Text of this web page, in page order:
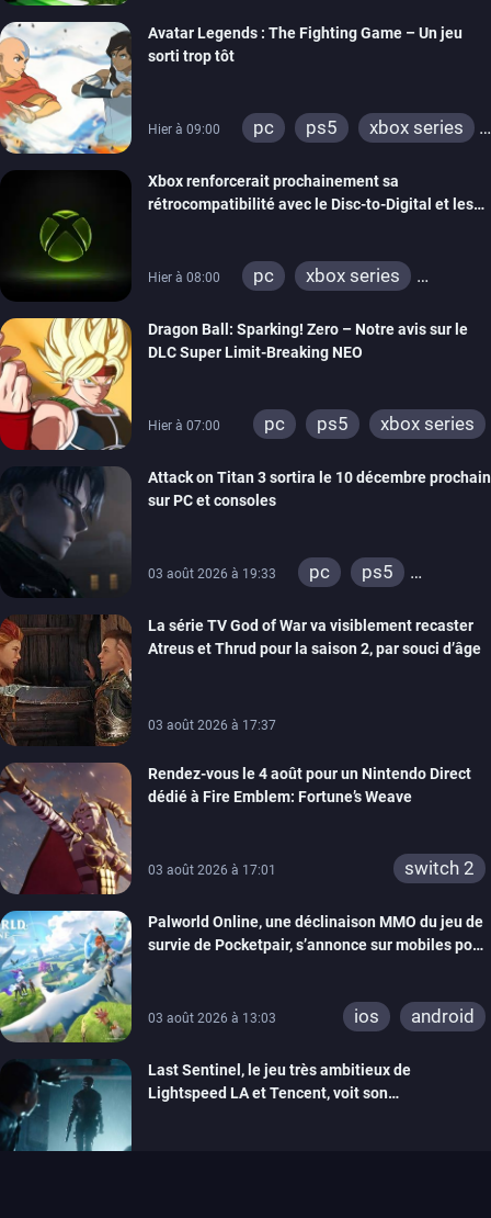
Avatar Legends : The Fighting Game – Un jeu
sorti trop tôt
Hier à 09:00 pc ps5
xbox series
Xbox renforcerait prochainement sa
rétrocompatibilité avec le Disc-to-Digital et les
Hier à 08:00 pc
xbox series
Dragon Ball: Sparking! Zero – Notre avis sur le
DLC Super Limit-Breaking NEO
Hier à 07:00 pc ps5 xbox series
Attack on Titan 3 sortira le 10 décembre prochain
sur PC et consoles
03 août 2026 à 19:33 pc
ps5
switch 2
La série TV God of War va visiblement recaster
Atreus et Thrud pour la saison 2, par souci d’âge
03 août 2026 à 17:37
Rendez-vous le 4 août pour un Nintendo Direct
dédié à Fire Emblem: Fortune’s Weave
03 août 2026 à 17:01 switch 2
Palworld Online, une déclinaison MMO du jeu de
survie de Pocketpair, s’annonce sur mobiles pour
03 août 2026 à 13:03 ios android
Last Sentinel, le jeu très ambitieux de
Lightspeed LA et Tencent, voit son